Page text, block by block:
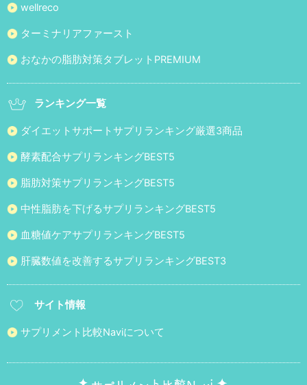
wellreco
ターミナリアファースト
おなかの脂肪対策タブレットPREMIUM
ランキング一覧
ダイエットサポートサプリランキング厳選3商品
酵素配合サプリランキングBEST5
脂肪対策サプリランキングBEST5
中性脂肪を下げるサプリランキングBEST5
血糖値ケアサプリランキングBEST5
肝臓数値を改善するサプリランキングBEST3
サイト情報
サプリメント比較Naviについて